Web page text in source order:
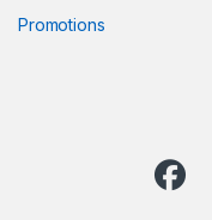
Promotions